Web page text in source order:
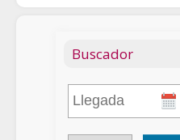
Buscador